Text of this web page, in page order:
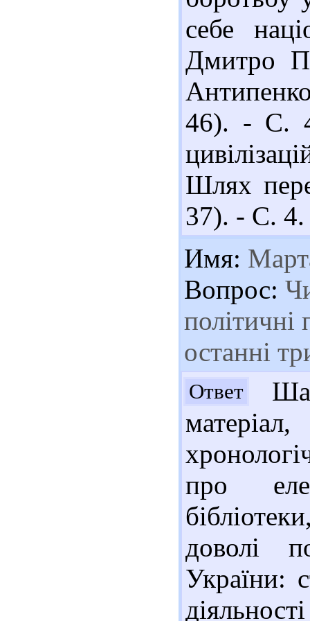
себе
Дмитро
46). - С.
Шлях
37). - С. 4.
Имя:
Вопрос:
політичні
останні
Ответ
про
доволі
України: